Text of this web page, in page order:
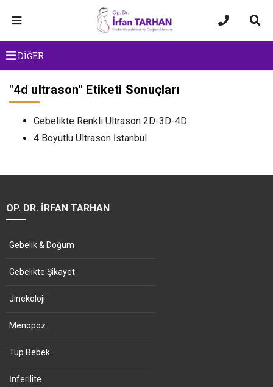
DİĞER
"4d ultrason" Etiketi Sonuçları
Gebelikte Renkli Ultrason 2D-3D-4D
4 Boyutlu Ultrason İstanbul
OP. DR. İRFAN TARHAN
Gebelik & Doğum
Gebelikte Şikayet
Jinekoloji
Menopoz
Tüp Bebek
İnferilite